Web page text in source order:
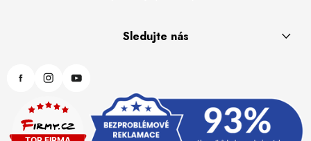
Sledujte nás